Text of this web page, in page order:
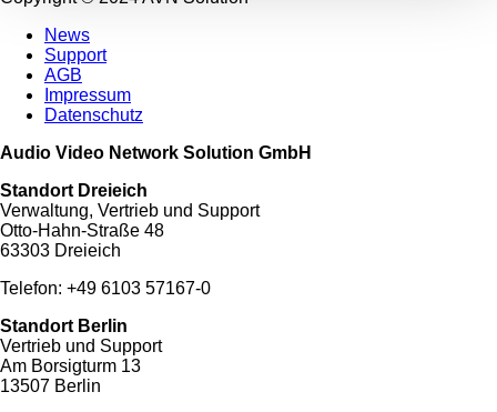
News
Support
AGB
Impressum
Datenschutz
Audio Video Network Solution GmbH
Standort Dreieich
Verwaltung, Vertrieb und Support
Otto-Hahn-Straße 48
63303 Dreieich
Telefon: +49 6103 57167-0
Standort Berlin
Vertrieb und Support
Am Borsigturm 13
13507 Berlin